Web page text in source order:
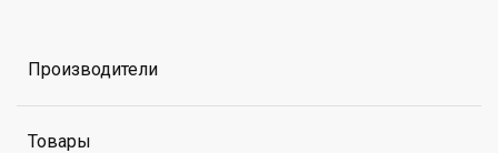
Производители
Товары